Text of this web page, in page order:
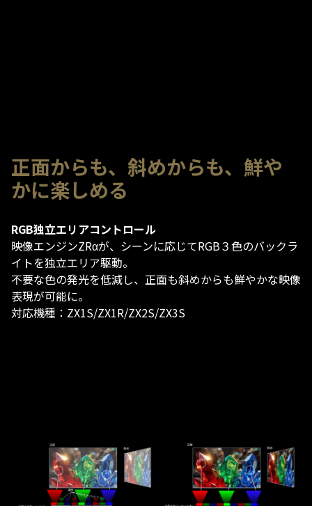
正面からも、斜めからも、鮮や
かに楽しめる
RGB独立エリアコントロール​
映像エンジンZRαが、シーンに応じてRGB３色のバックラ
イトを独立エリア駆動​。
不要な色の発光を低減し、正面も斜めからも鮮やかな映像
表現が可能に​。
対応機種：ZX1S/ZX1R/ZX2S/ZX3S